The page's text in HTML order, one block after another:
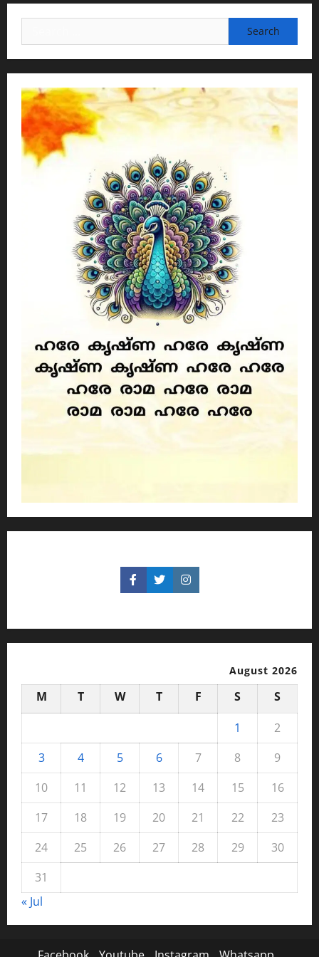
August 2026
M T W T F S
S
1
2
3
4 5 6 7 8
9
10
11 12 13 14 15
16
17
18 19 20 21 22
23
24
25 26 27 28 29
30
31
« Jul